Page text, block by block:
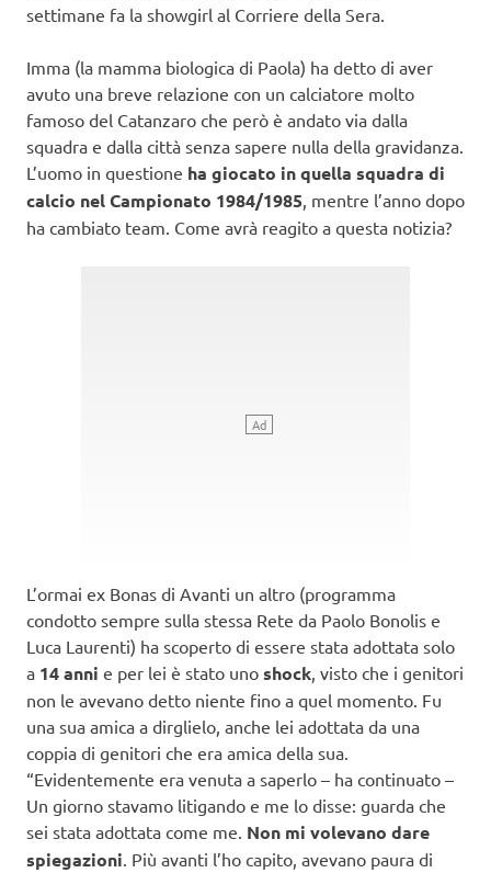
settimane fa la showgirl al Corriere della Sera.
Imma (la mamma biologica di Paola) ha detto di aver
avuto una breve relazione con un calciatore molto
famoso del Catanzaro che però è andato via dalla
squadra e dalla città senza sapere nulla della gravidanza.
L’uomo in questione ha giocato in quella squadra di
calcio nel Campionato 1984/1985 , mentre l’anno dopo
ha cambiato team. Come avrà reagito a questa notizia?
L’ormai ex Bonas di Avanti un altro (programma
condotto sempre sulla stessa Rete da Paolo Bonolis e
Luca Laurenti) ha scoperto di essere stata adottata solo
a 14 anni e per lei è stato uno shock , visto che i genitori
non le avevano detto niente fino a quel momento. Fu
una sua amica a dirglielo, anche lei adottata da una
coppia di genitori che era amica della sua.
“Evidentemente era venuta a saperlo – ha continuato –
Un giorno stavamo litigando e me lo disse: guarda che
sei stata adottata come me. Non mi volevano dare
spiegazioni . Più avanti l’ho capito, avevano paura di